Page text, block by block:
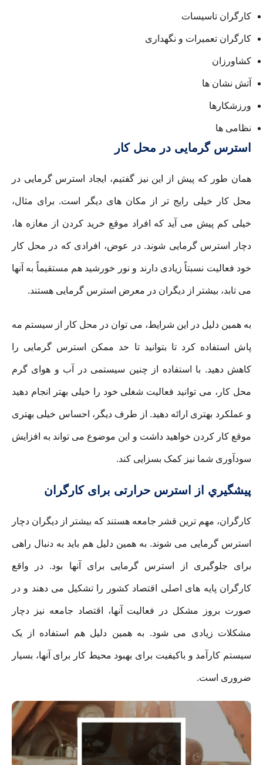
کارگران تاسیسات
کارگران تعمیرات و نگهداری
کشاورزان
آتش نشان ها
ورزشکارها
نظامی ها
استرس گرمایی در محل کار
همان طور که پیش از این نیز گفتیم، ایجاد استرس گرمایی در
محل کار خیلی رایج تر از مکان های دیگر است. برای مثال،
خیلی کم پیش می آید که افراد موقع خرید کردن از مغازه ها،
دچار استرس گرمایی شوند. در عوض، افرادی که در محل کار
خود فعالیت نسبتاً زیادی دارند و نور خورشید هم مستقیماً به آنها
می تابد، بیشتر از دیگران در معرض استرس گرمایی هستند.
به همین دلیل در این شرایط، می توان در محل کار از سیستم مه
پاش استفاده کرد تا بتوانید تا حد ممکن استرس گرمایی را
کاهش دهید. با استفاده از چنین سیستمی در آب و هوای گرم
محل کار، می توانید فعالیت شغلی خود را خیلی بهتر انجام دهید
و عملکرد بهتری ارائه دهید. از طرف دیگر، احساس خیلی بهتری
موقع کار کردن خواهید داشت و این موضوع می تواند به افزایش
سودآوری شما نیز کمک بسزایی کند.
پيشگيري از استرس حرارتی برای کارگران
کارگران، مهم ترین قشر جامعه هستند که بیشتر از دیگران دچار
استرس گرمایی می شوند. به همین دلیل هم باید به دنبال راهی
برای جلوگیری از استرس گرمایی برای آنها بود. در واقع
کارگران پایه های اصلی اقتصاد کشور را تشکیل می دهند و در
صورت بروز مشکل در فعالیت آنها، اقتصاد جامعه نیز دچار
مشکلات زیادی می شود. به همین دلیل هم استفاده از یک
سیستم کارآمد و باکیفیت برای بهبود محیط کار برای آنها، بسیار
ضروری است.